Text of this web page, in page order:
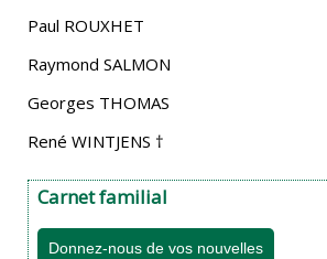
Paul ROUXHET
Raymond SALMON
Georges THOMAS
René WINTJENS †
Carnet familial
Donnez-nous de vos nouvelles